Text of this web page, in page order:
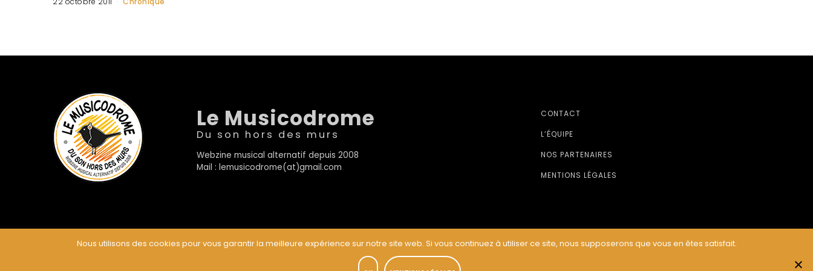
Le Musicodrome
Du son hors des murs
Webzine musical alternatif depuis 2008
Mail : lemusicodrome(at)gmail.com
CONTACT
L’ÉQUIPE
NOS PARTENAIRES
MENTIONS LÉGALES
Nous utilisons des cookies pour vous garantir la meilleure expérience sur notre site web. Si vous continuez à utiliser ce site, nous supposerons que vous en êtes satisfait.